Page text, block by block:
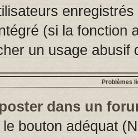
(si la fonction
un usage abusif
Problèmes
dans un
bouton adéquat